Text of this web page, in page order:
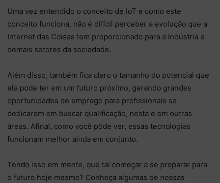
Uma vez entendido o conceito de IoT e como este
conceito funciona, não é difícil perceber a evolução que a
Internet das Coisas tem proporcionado para a indústria e
demais setores da sociedade.
Além disso, também fica claro o tamanho do potencial que
ela pode ter em um futuro próximo, gerando grandes
oportunidades de emprego para profissionais se
dedicarem em buscar qualificação, nesta e em outras
áreas. Afinal, como você pôde ver, essas tecnologias
funcionam melhor ainda em conjunto.
Tendo isso em mente, que tal começar a se preparar para
o futuro hoje mesmo? Conheça algumas de nossas